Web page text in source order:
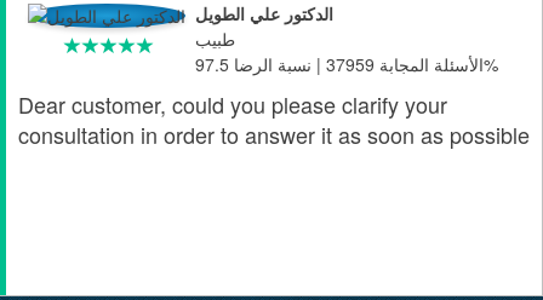
الدكتور علي الطويل
طبيب
الأسئلة المجابة 37959 | نسبة الرضا 97.5%
Dear customer, could you please clarify your
consultation in order to answer it as soon as possible